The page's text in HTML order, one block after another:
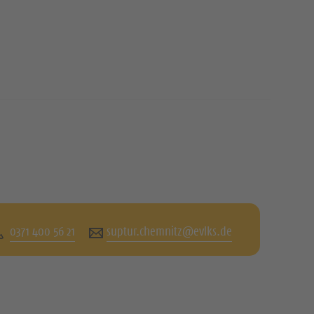
0371 400 56 21 suptur.chemnitz@evlks.de